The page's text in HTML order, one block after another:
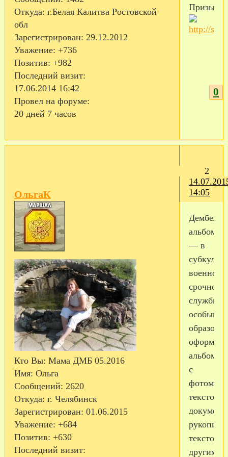
Откуда: г.Белая Калитва Ростовской
обл
Зарегистрирован: 29.12.2012
Уважение: +736
Позитив: +982
Последний визит:
17.06.2014 16:42
Провел на форуме:
20 дней 7 часов
0
2
14:05
ОльгаК
Кто Вы: Мама ДМБ 05.2016
Имя: Ольга
Сообщений: 2620
Откуда: г. Челябинск
Зарегистрирован: 01.06.2015
Уважение: +684
Позитив: +630
Последний визит:
альбом
— в
срочной
службы
особым
образом
альбом
с
текстом,
другими